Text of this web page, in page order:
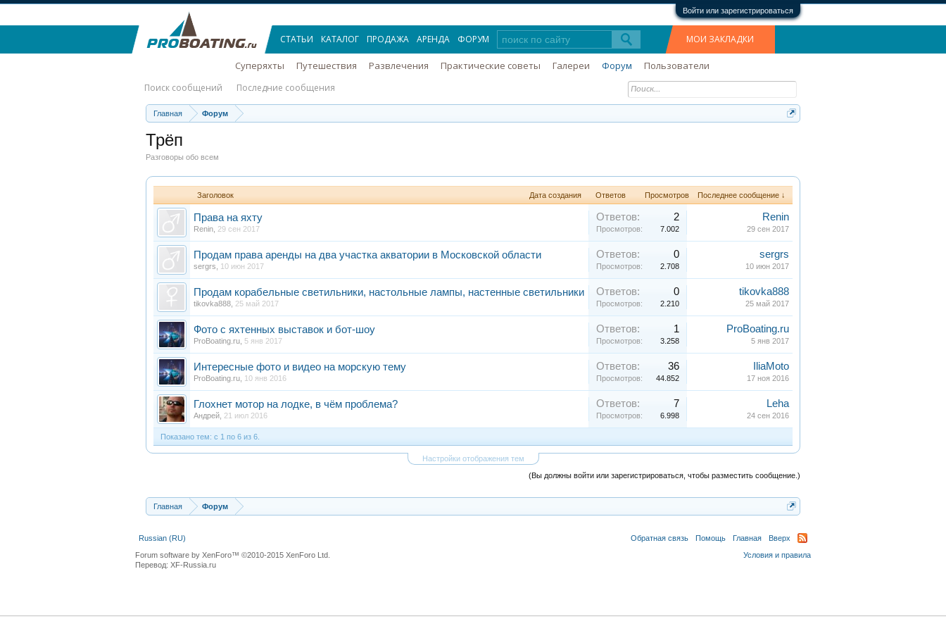
Войти или зарегистрироваться
Главная Форум
Трёп
Разговоры обо всем
Заголовок Дата создания Ответов Просмотров Последнее сообщение ↓
Права на яхту
Renin 29 сен 2017
Ответов: 2
Просмотров: 7.002
Renin
29 сен 2017
Продам права аренды на два участка акватории в Московской области
sergrs 10 июн 2017
Ответов: 0
Просмотров: 2.708
sergrs
10 июн 2017
Продам корабельные светильники, настольные лампы, настенные светильники
tikovka888 25 май 2017
Ответов: 0
Просмотров: 2.210
tikovka888
25 май 2017
Фото с яхтенных выставок и бот-шоу
ProBoating.ru 5 янв 2017
Ответов: 1
Просмотров: 3.258
ProBoating.ru
5 янв 2017
Интересные фото и видео на морскую тему
ProBoating.ru 10 янв 2016
Ответов: 36
Просмотров: 44.852
IliaMoto
17 ноя 2016
Глохнет мотор на лодке, в чём проблема?
Андрей 21 июл 2016
Ответов: 7
Просмотров: 6.998
Leha
24 сен 2016
Показано тем: с 1 по 6 из 6.
Настройки отображения тем
(Вы должны войти или зарегистрироваться, чтобы разместить сообщение.)
Главная Форум
СТАТЬИ КАТАЛОГ ПРОДАЖА АРЕНДА ФОРУМ МОИ ЗАКЛАДКИ
Суперяхты Путешествия Развлечения Практические советы Галереи Форум
Поиск сообщений Последние сообщения
Пользователи
Russian (RU) Обратная связь Помощь Главная
Вверх
Условия и правила
Forum software by XenForo™ ©2010-2015 XenForo Ltd.
Перевод: XF-Russia.ru